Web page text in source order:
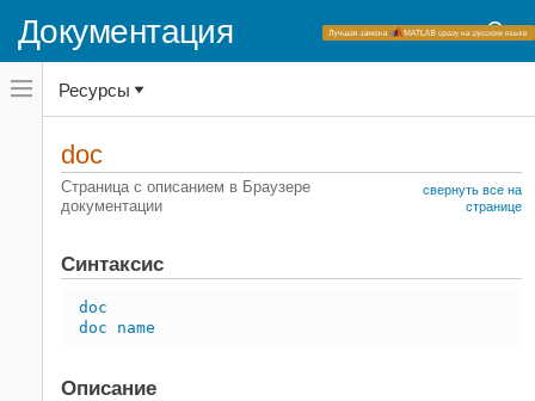
Документация
Переключатель
навигационного
меню
переключатель
навигационного
MATLAB
Среда и настройки
НА ЭТОЙ СТРАНИЦЕ
Синтаксис
Примеры
Ресурсы
doc
Страница с описанием в Браузере
документации
свернуть все на
странице
Синтаксис
doc
doc name
Описание